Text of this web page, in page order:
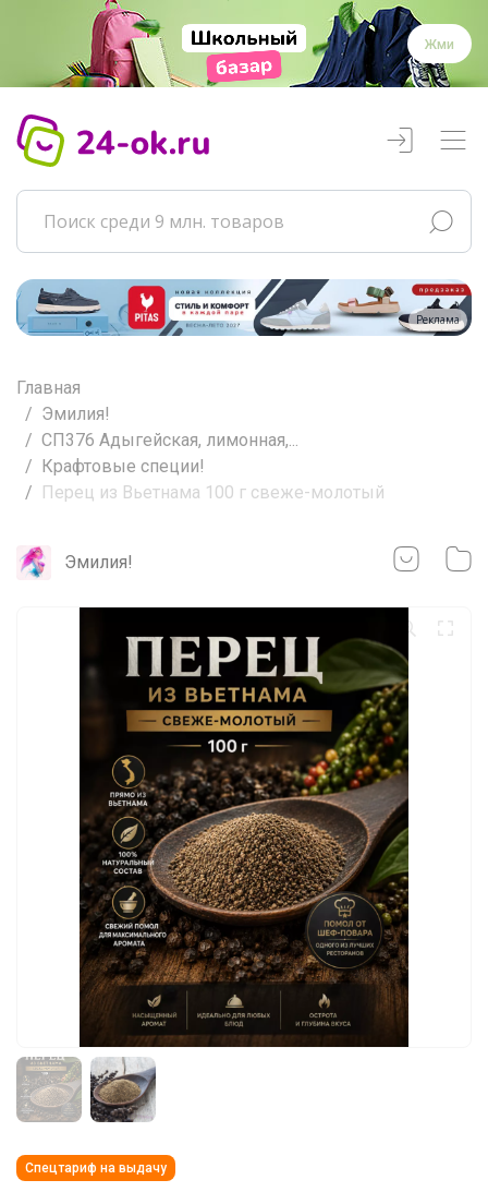
Жми
Реклама
Главная
Эмилия!
СП376 Адыгейская, лимонная,...
Крафтовые специи!
Перец из Вьетнама 100 г свеже-молотый
Эмилия!
Спецтариф на выдачу